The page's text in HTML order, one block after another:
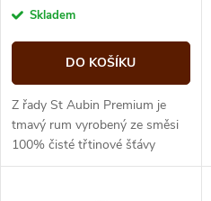
o
d
u
k
o
d
u
cena:Skladem
DO KOŠÍKU
Z řady St Aubin Premium je
tmavý rum vyrobený ze směsi
100% čisté třtinové šťávy
smíchané mezi sloupcem a